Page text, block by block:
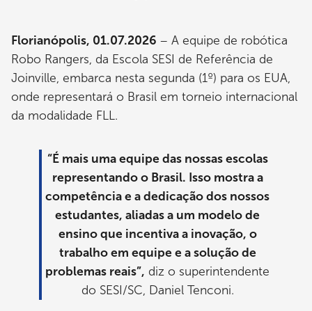
Florianópolis, 01.07.2026 – A equipe de robótica
Robo Rangers, da Escola SESI de Referência de
Joinville, embarca nesta segunda (1º) para os EUA,
onde representará o Brasil em torneio internacional
da modalidade FLL.
“É mais uma equipe das nossas escolas
representando o Brasil. Isso mostra a
competência e a dedicação dos nossos
estudantes, aliadas a um modelo de
ensino que incentiva a inovação, o
trabalho em equipe e a solução de
problemas reais”, diz o superintendente
do SESI/SC, Daniel Tenconi.